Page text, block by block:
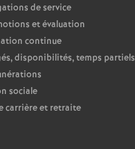
de service
et évaluation
continue
disponibilités, temps partiels
sociale
carrière et retraite